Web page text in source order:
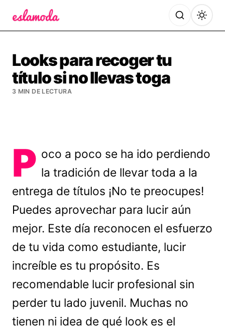
Looks para recoger tu
título si no llevas toga
3 MIN DE LECTURA
P oco a poco se ha ido perdiendo
la tradición de llevar toda a la
entrega de títulos ¡No te preocupes!
Puedes aprovechar para lucir aún
mejor. Este día reconocen el esfuerzo
de tu vida como estudiante, lucir
increíble es tu propósito. Es
recomendable lucir profesional sin
perder tu lado juvenil. Muchas no
tienen ni idea de qué look es el